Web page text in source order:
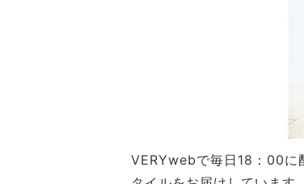
VERYwebで毎日18：00に